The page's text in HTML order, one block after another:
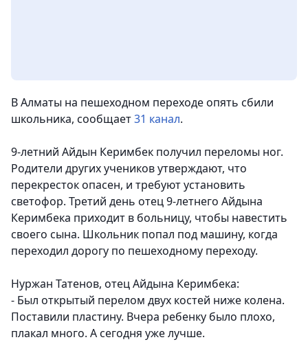
В Алматы на пешеходном переходе опять сбили
школьника, сообщает31 канал.
9-летний Айдын Керимбек получил переломы ног.
Родители других учеников утверждают, что
перекресток опасен, и требуют установить
светофор. Третий день отец 9-летнего Айдына
Керимбека приходит в больницу, чтобы навестить
своего сына. Школьник попал под машину, когда
переходил дорогу по пешеходному переходу.
Нуржан Татенов, отец Айдына Керимбека:
- Был открытый перелом двух костей ниже колена.
Поставили пластину. Вчера ребенку было плохо,
плакал много. А сегодня уже лучше.